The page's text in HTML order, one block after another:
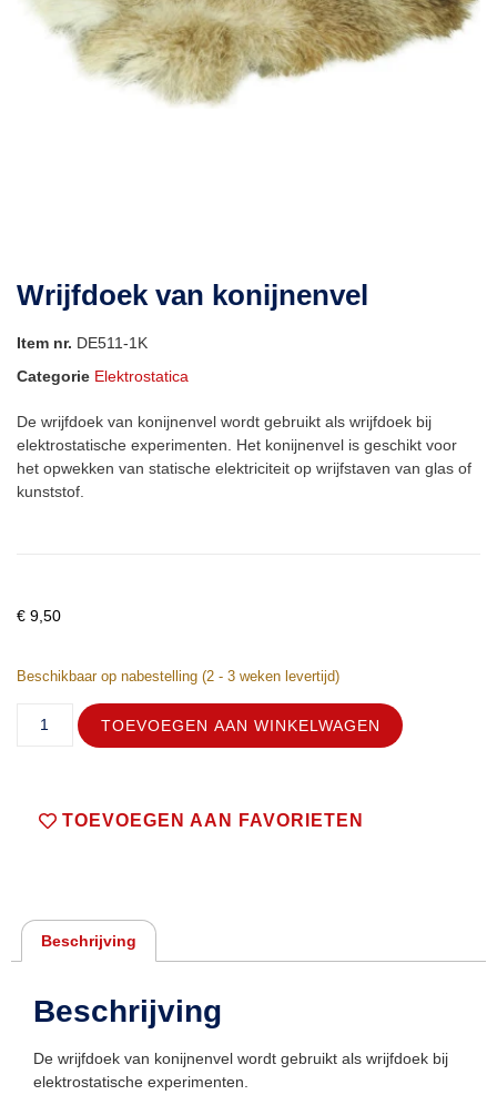
Wrijfdoek van konijnenvel
Item nr. DE511-1K
Categorie Elektrostatica
De wrijfdoek van konijnenvel wordt gebruikt als wrijfdoek bij
elektrostatische experimenten. Het konijnenvel is geschikt voor
het opwekken van statische elektriciteit op wrijfstaven van glas of
kunststof.
€ 9,50
Beschikbaar op nabestelling (2 - 3 weken levertijd)
TOEVOEGEN AAN WINKELWAGEN
TOEVOEGEN AAN FAVORIETEN
Beschrijving
Beschrijving
De wrijfdoek van konijnenvel wordt gebruikt als wrijfdoek bij
elektrostatische experimenten.